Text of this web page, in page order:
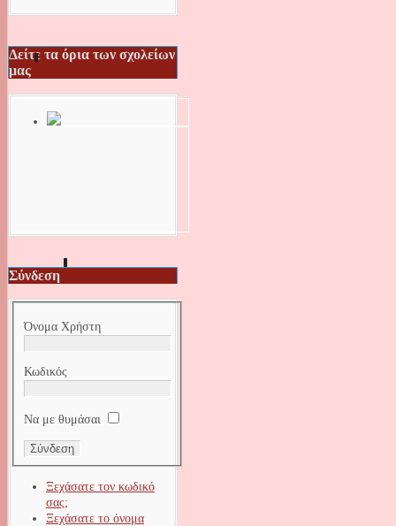
Δείτε τα όρια των σχολείων
μας
Σύνδεση
Όνομα Χρήστη
Κωδικός
Να με θυμάσαι
Ξεχάσατε τον κωδικό
σας;
Ξεχάσατε το όνομα